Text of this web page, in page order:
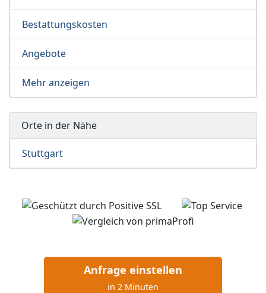
Bestattungskosten
Angebote
Mehr anzeigen
Orte in der Nähe
Stuttgart
Anfrage einstellen
in 2 Minuten